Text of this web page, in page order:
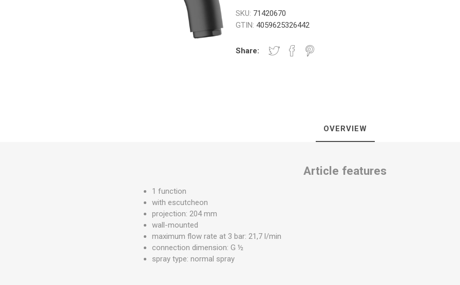
SKU: 71420670
GTIN: 4059625326442
Share:
OVERVIEW
Article features
1 function
with escutcheon
projection: 204 mm
wall-mounted
maximum flow rate at 3 bar: 21,7 l/min
connection dimension: G ½
spray type: normal spray